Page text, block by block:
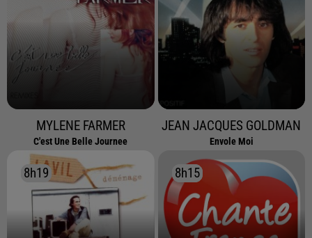
MYLENE FARMER
C'est Une Belle Journee
JEAN JACQUES GOLDMAN
Envole Moi
8h19
8h19 8h15
8h15